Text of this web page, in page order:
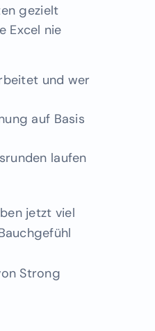
gezielt
Excel nie
und wer
auf Basis
laufen
jetzt viel
Strong